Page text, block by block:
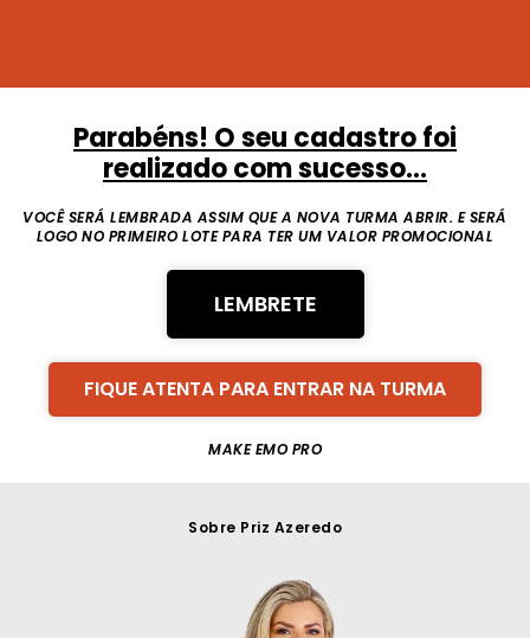
Parabéns! O seu cadastro foi
realizado com sucesso...
VOCÊ SERÁ LEMBRADA ASSIM QUE A NOVA TURMA ABRIR. E SERÁ
LOGO NO PRIMEIRO LOTE PARA TER UM VALOR PROMOCIONAL
LEMBRETE
FIQUE ATENTA PARA ENTRAR NA TURMA
MAKE EMO PRO
Sobre Priz Azeredo